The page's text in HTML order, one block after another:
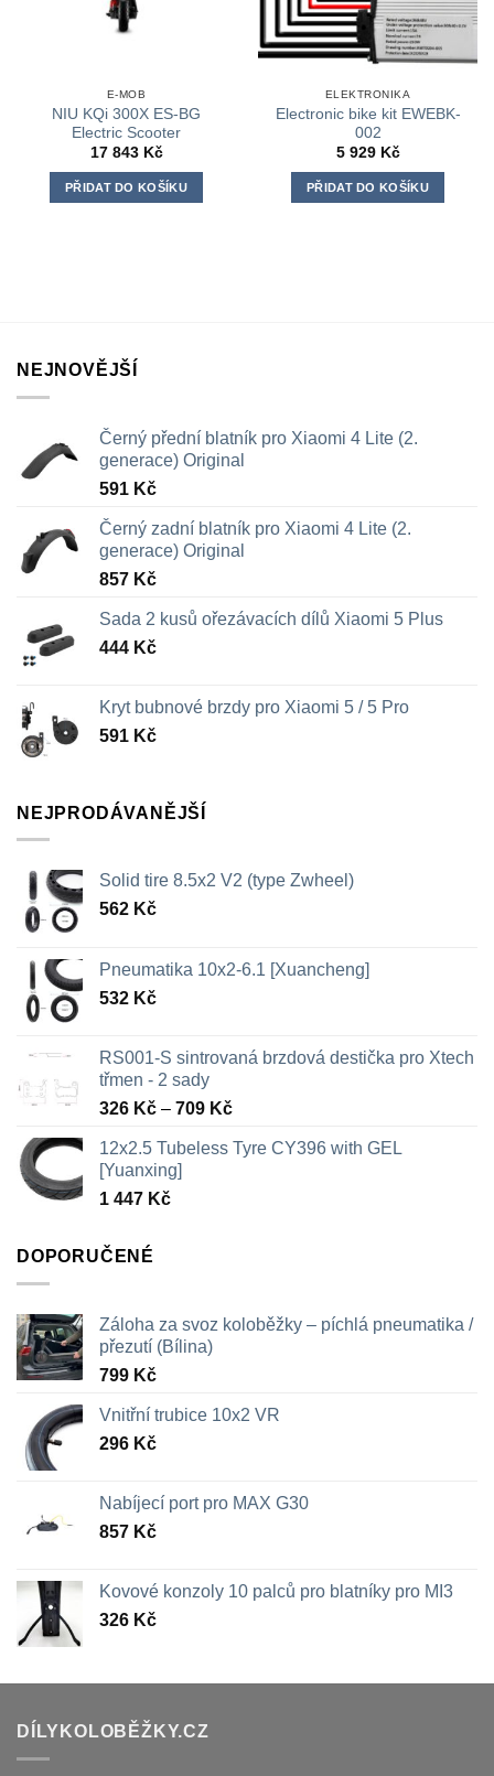
E-MOB
NIU KQi 300X ES-BG
Electric Scooter
17 843 Kč
PŘIDAT DO KOŠÍKU
ELEKTRONIKA
Electronic bike kit EWEBK-
002
5 929 Kč
PŘIDAT DO KOŠÍKU
NEJNOVĚJŠÍ
Černý přední blatník pro Xiaomi 4 Lite (2.
generace) Original
591 Kč
Černý zadní blatník pro Xiaomi 4 Lite (2.
generace) Original
857 Kč
Sada 2 kusů ořezávacích dílů Xiaomi 5 Plus
444 Kč
Kryt bubnové brzdy pro Xiaomi 5 / 5 Pro
591 Kč
NEJPRODÁVANĚJŠÍ
Solid tire 8.5x2 V2 (type Zwheel)
562 Kč
Pneumatika 10x2-6.1 [Xuancheng]
532 Kč
RS001-S sintrovaná brzdová destička pro Xtech
třmen - 2 sady
326 Kč – 709 KčRozpětí
326 Kč
12x2.5 Tubeless Tyre CY396 with GEL
[Yuanxing]
1 447 Kč
DOPORUČENÉ
Záloha za svoz koloběžky – píchlá pneumatika /
přezutí (Bílina)
799 Kč
Vnitřní trubice 10x2 VR
296 Kč
Nabíjecí port pro MAX G30
857 Kč
Kovové konzoly 10 palců pro blatníky pro MI3
326 Kč
DÍLYKOLOBĚŽKY.CZ